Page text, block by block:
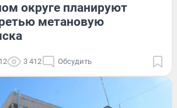
округе планируют
метановую
3 412 Обсудить